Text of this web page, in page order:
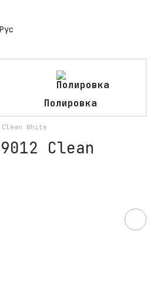
Рус
Полировка
Clean White
Clean